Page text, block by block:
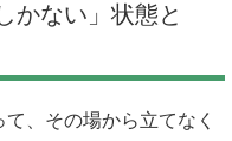
かない」状態と
、その場から立てなく